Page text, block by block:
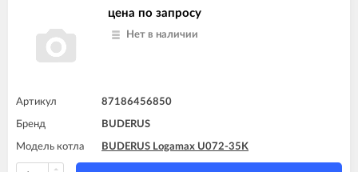
цена по запросу
Нет в наличии
Артикул 87186456850
Бренд BUDERUS
Модель котла BUDERUS Logamax U072-35K